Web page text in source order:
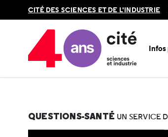
en
CITÉ DES SCIENCES ET DE L'INDUSTRIE
Accueil Au programme
QUESTIONS-SANTÉ UN SERVICE